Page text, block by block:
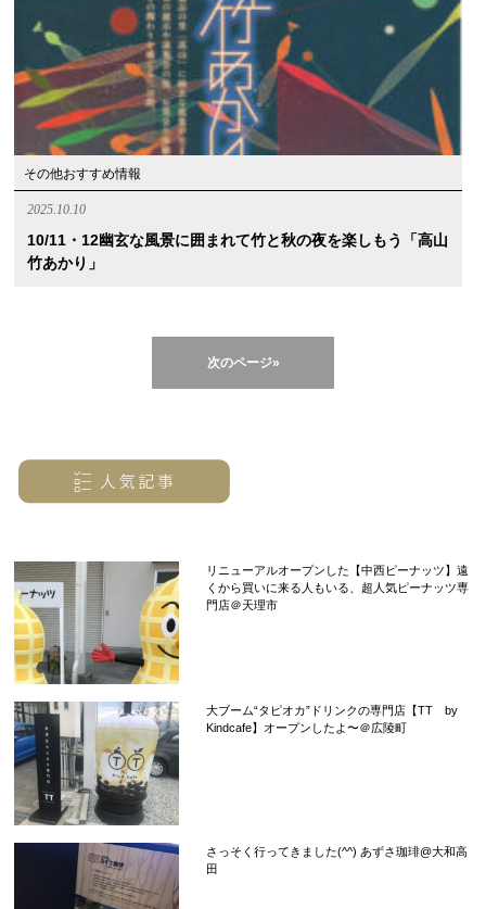
その他おすすめ情報
2025.10.10
10/11・12幽玄な風景に囲まれて竹と秋の夜を楽しもう「高山
竹あかり」
次のページ»
リニューアルオープンした【中西ピーナッツ】遠
くから買いに来る人もいる、超人気ピーナッツ専
門店＠天理市
大ブーム“タピオカ”ドリンクの専門店【TT by
Kindcafe】オープンしたよ〜＠広陵町
さっそく行ってきました(^^) あずさ珈琲@大和高
田